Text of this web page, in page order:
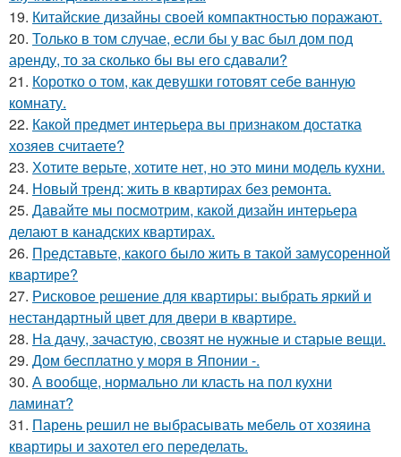
19. Китайские дизайны своей компактностью поражают.
20. Только в том случае, если бы у вас был дом под
аренду, то за сколько бы вы его сдавали?
21. Коротко о том, как девушки готовят себе ванную
комнату.
22. Какой предмет интерьера вы признаком достатка
хозяев считаете?
23. Хотите верьте, хотите нет, но это мини модель кухни.
24. Новый тренд: жить в квартирах без ремонта.
25. Давайте мы посмотрим, какой дизайн интерьера
делают в канадских квартирах.
26. Представьте, какого было жить в такой замусоренной
квартире?
27. Рисковое решение для квартиры: выбрать яркий и
нестандартный цвет для двери в квартире.
28. На дачу, зачастую, свозят не нужные и старые вещи.
29. Дом бесплатно у моря в Японии -.
30. А вообще, нормально ли класть на пол кухни
ламинат?
31. Парень решил не выбрасывать мебель от хозяина
квартиры и захотел его переделать.